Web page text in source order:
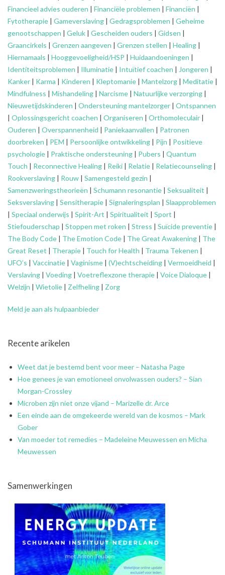
Financieel advies ouderen | Financiële problemen | Financiën |
Fytotherapie | Gameverslaving | Gedragsproblemen | Geheime
genootschappen | Geluk | Gescheiden ouders | Gidsen |
Graancirkels | Grenzen aangeven | Grenzen stellen | Healing |
Hiernamaals | Hooggevoeligheid/HSP | Huidaandoeningen |
Identiteitsproblemen | Illuminatie | Intuïtief coachen | Jongeren |
Kanker | Karma | Kinderen | Kleptomanie | Mantelzorg | Meditatie |
Mindfulness | Mishandeling | Narcisme | Natuurlijke verzorging |
Nieuwetijdskinderen | Ondersteuningmantelzorger | Ontspannen
| Oplossingsgericht coachen | Organiseren | Orthomoleculair |
Ouderen | Overspannenheid | Paniekaanvallen | Patronen
doorbreken | PEM | Persoonlijke ontwikkeling | Pijn | Positieve
psychologie | Praktische ondersteuning | Pubers | Quantum
Touch | Reconnective Healing | Reiki | Relatie | Relatiecounseling |
Rookverslaving | Rouw | Samengesteld gezin |
Samenzweringstheorieën | Schumann resonantie | Seksualiteit |
Seksverslaving | Sensitherapie | Signaleringsplan | Slaapproblemen
| Speciaal onderwijs | Spirit-Art | Spiritualiteit | Sport |
Stiefouderschap | Stoppen met roken | Stress | Suïcide preventie |
The Body Code | The Emotion Code | The Great Awakening | The
Great Reset | Therapie | Touch for Health | Trauma Tekenen |
UFO’s | Vaccinatie | Vaginisme | (V)echtscheiding | Vermoeidheid |
Verslaving | Voeding | Voetreflexzone therapie | Voice Dialoque |
Welzijn | Wietolie | Zelfheling | Zorg
Meld je aan als hulpaanbieder
Recente arikelen
Weet dat je bestemd bent voor meer – Natasha Page
Hoe genees je van emotioneel onvolwassen ouders? – Sian
Morgan-Crossley
Microben zijn niet onze vijand – Marizelle dr. Arce
Een einde aan de omgekeerde wereld van de kosmos – Mark
Gober
Van moeder tot remedies – Madeleine Meuwessen en Micha
Meuwessen
Samenwerkingen